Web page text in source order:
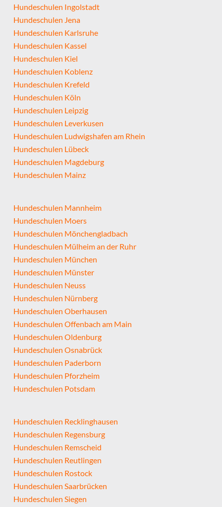
Hundeschulen Ingolstadt
Hundeschulen Jena
Hundeschulen Karlsruhe
Hundeschulen Kassel
Hundeschulen Kiel
Hundeschulen Koblenz
Hundeschulen Krefeld
Hundeschulen Köln
Hundeschulen Leipzig
Hundeschulen Leverkusen
Hundeschulen Ludwigshafen am Rhein
Hundeschulen Lübeck
Hundeschulen Magdeburg
Hundeschulen Mainz
Hundeschulen Mannheim
Hundeschulen Moers
Hundeschulen Mönchengladbach
Hundeschulen Mülheim an der Ruhr
Hundeschulen München
Hundeschulen Münster
Hundeschulen Neuss
Hundeschulen Nürnberg
Hundeschulen Oberhausen
Hundeschulen Offenbach am Main
Hundeschulen Oldenburg
Hundeschulen Osnabrück
Hundeschulen Paderborn
Hundeschulen Pforzheim
Hundeschulen Potsdam
Hundeschulen Recklinghausen
Hundeschulen Regensburg
Hundeschulen Remscheid
Hundeschulen Reutlingen
Hundeschulen Rostock
Hundeschulen Saarbrücken
Hundeschulen Siegen